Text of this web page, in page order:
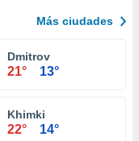
Más ciudades
Dmitrov
21° 13°
Khimki
22° 14°